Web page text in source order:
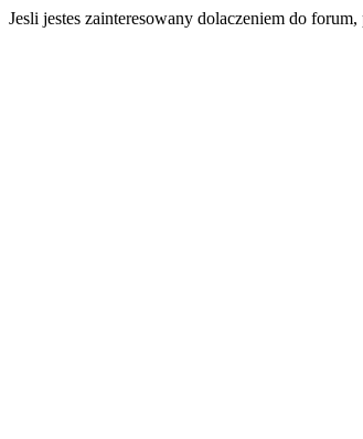
Jesli jestes zainteresowany dolaczeniem do